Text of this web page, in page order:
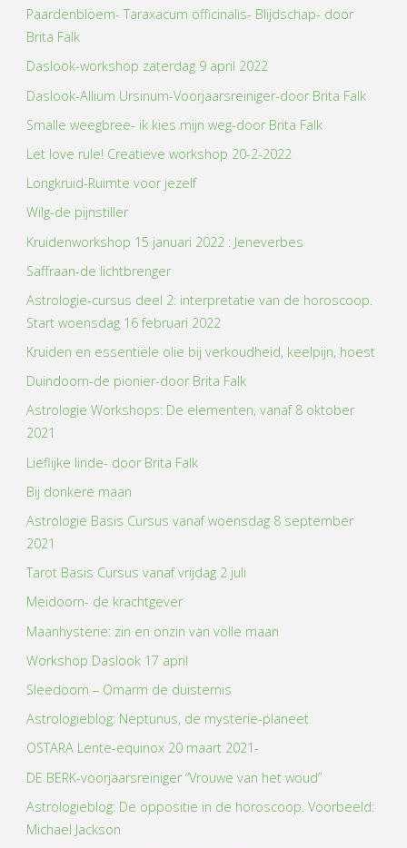
Paardenbloem- Taraxacum officinalis- Blijdschap- door
Brita Falk
Daslook-workshop zaterdag 9 april 2022
Daslook-Allium Ursinum-Voorjaarsreiniger-door Brita Falk
Smalle weegbree- ik kies mijn weg-door Brita Falk
Let love rule! Creatieve workshop 20-2-2022
Longkruid-Ruimte voor jezelf
Wilg-de pijnstiller
Kruidenworkshop 15 januari 2022 : Jeneverbes
Saffraan-de lichtbrenger
Astrologie-cursus deel 2: interpretatie van de horoscoop.
Start woensdag 16 februari 2022
Kruiden en essentiële olie bij verkoudheid, keelpijn, hoest
Duindoorn-de pionier-door Brita Falk
Astrologie Workshops: De elementen, vanaf 8 oktober
2021
Lieflijke linde- door Brita Falk
Bij donkere maan
Astrologie Basis Cursus vanaf woensdag 8 september
2021
Tarot Basis Cursus vanaf vrijdag 2 juli
Meidoorn- de krachtgever
Maanhysterie: zin en onzin van volle maan
Workshop Daslook 17 april
Sleedoorn – Omarm de duisternis
Astrologieblog: Neptunus, de mysterie-planeet
OSTARA Lente-equinox 20 maart 2021-
DE BERK-voorjaarsreiniger “Vrouwe van het woud”
Astrologieblog: De oppositie in de horoscoop. Voorbeeld:
Michael Jackson